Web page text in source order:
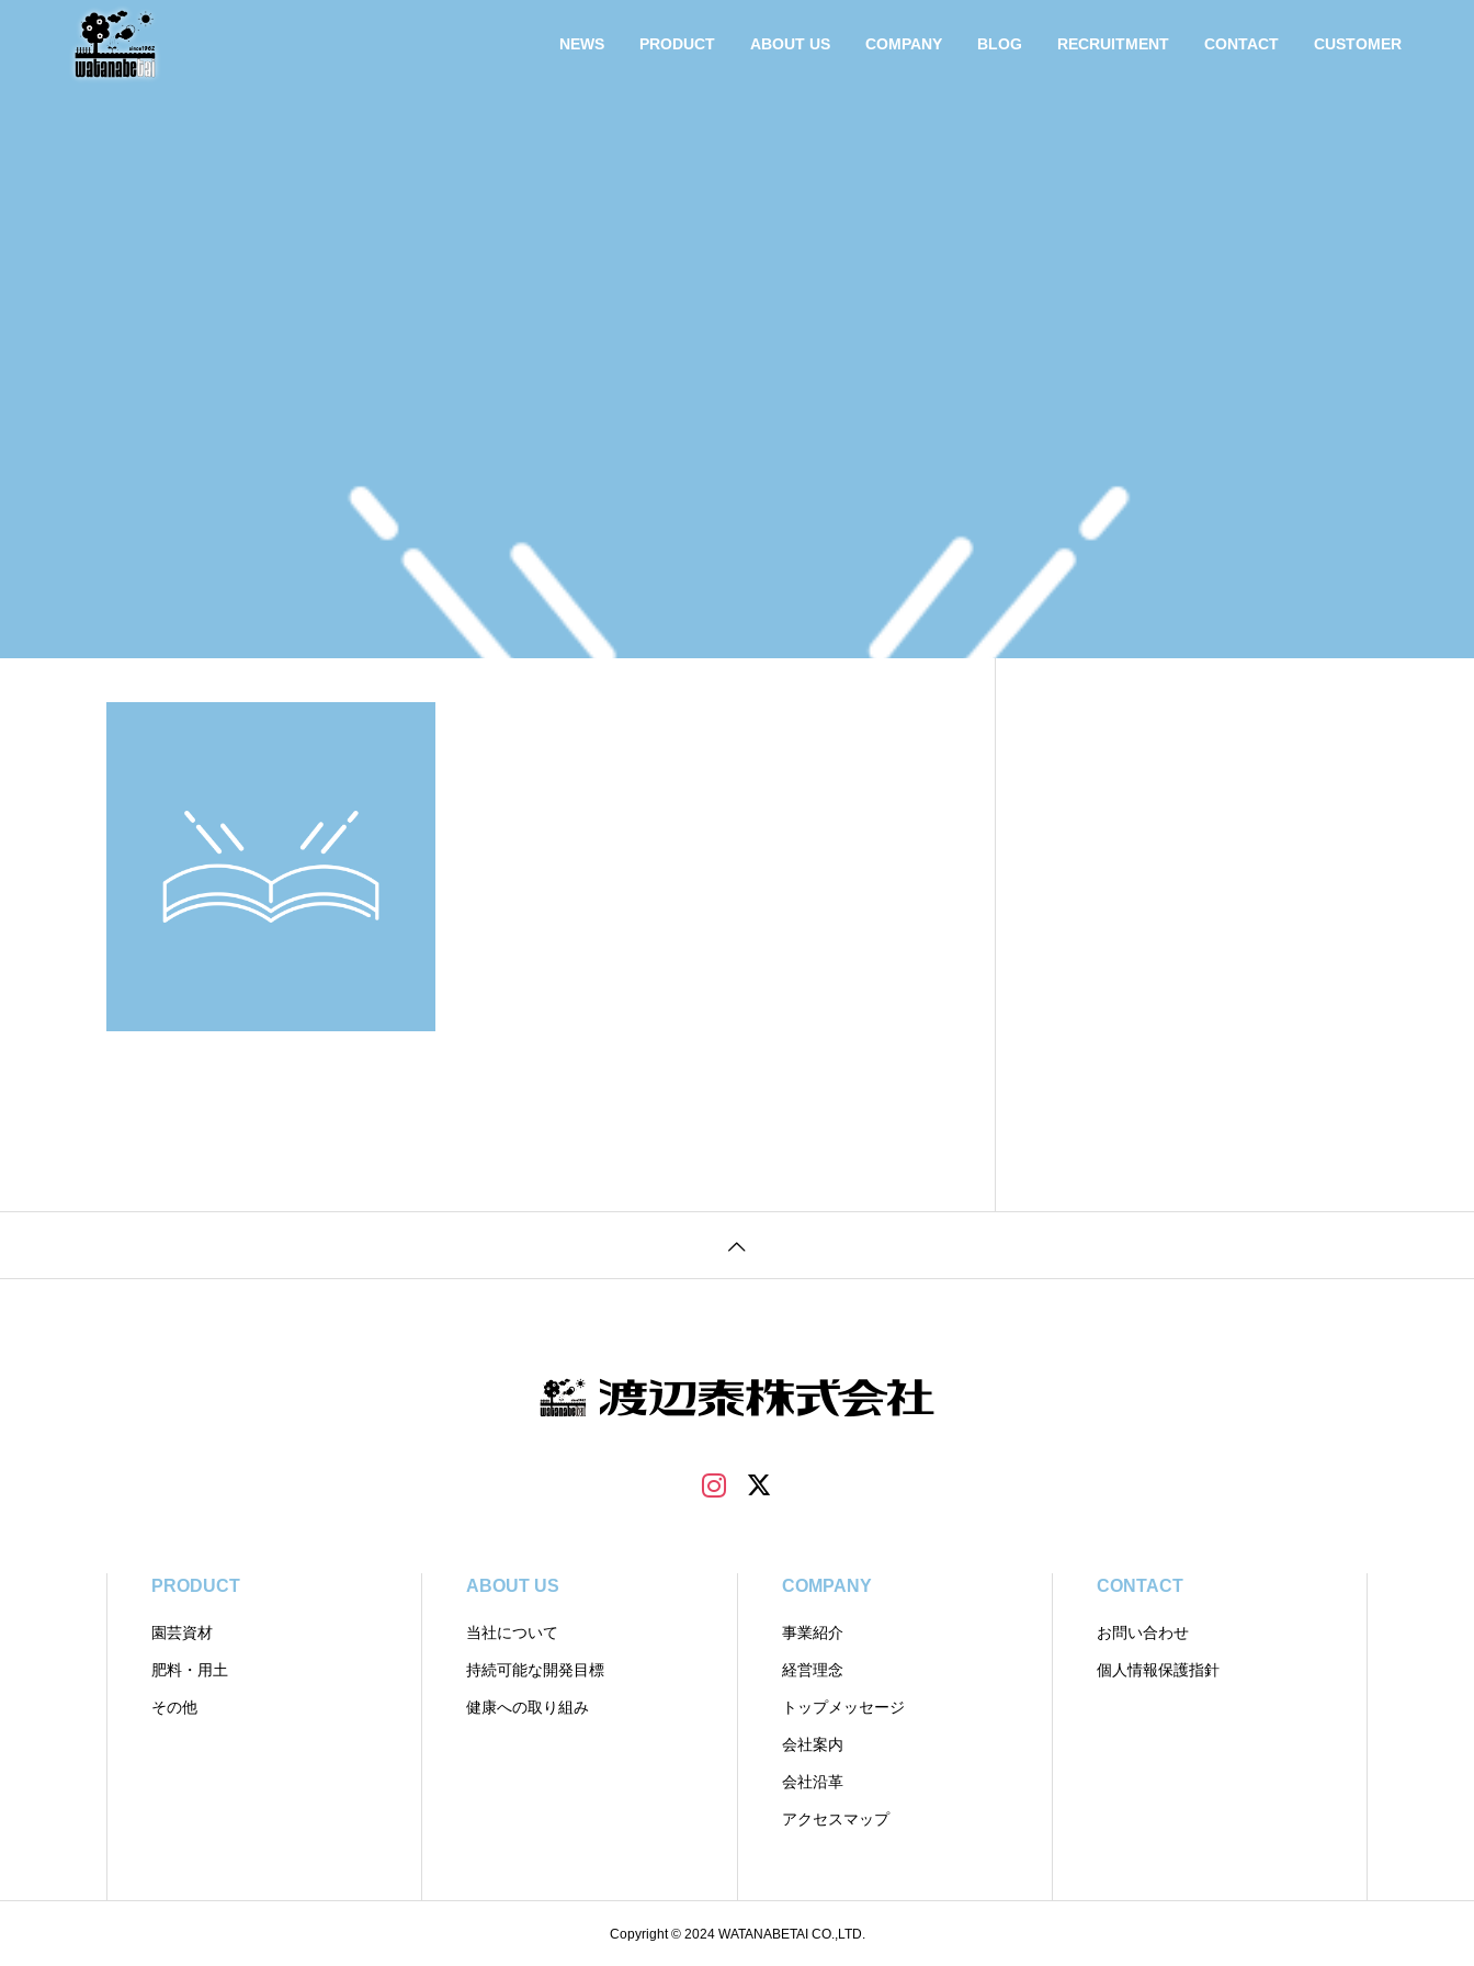
NEWS PRODUCT ABOUT US COMPANY BLOG RECRUITMENT CONTACT CUSTOMER
PRODUCT
園芸資材
肥料・用土
その他
ABOUT US
当社について
持続可能な開発目標
健康への取り組み
COMPANY
事業紹介
経営理念
トップメッセージ
会社案内
会社沿革
アクセスマップ
CONTACT
お問い合わせ
個人情報保護指針
Copyright © 2024 WATANABETAI CO.,LTD.